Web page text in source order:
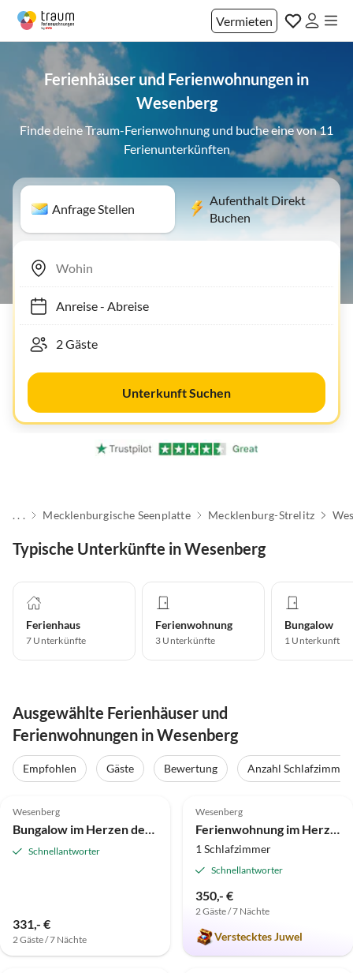
Vermieten
Ferienhäuser und Ferienwohnungen in
Wesenberg
Finde deine Traum-Ferienwohnung und buche eine von 11
Ferienunterkünften
Anfrage Stellen
Aufenthalt Direkt
Buchen
Anreise- Abreise
Unterkunft Suchen
. . . Mecklenburgische Seenplatte Mecklenburg-Strelitz
Typische Unterkünfte in Wesenberg
Ferienhaus
7 Unterkünfte
Ferienwohnung
3 Unterkünfte
Bungalow
1 Unterkunft
Ausgewählte Ferienhäuser und
Ferienwohnungen in Wesenberg
Empfohlen Gäste Bewertung
Anzahl Schlafzimmer
Wesenberg
Bungalow im Herzen der Mecklenburgischen Seenplatte
Schnellantworter
331,- €
2 Gäste / 7 Nächte
Wesenberg
Ferienwohnung im Herzen der Mecklenburgischen Seenplatte
1 Schlafzimmer
Schnellantworter
350,- €
2 Gäste / 7 Nächte
Verstecktes Juwel
5.0 (4) 4.9 (3)